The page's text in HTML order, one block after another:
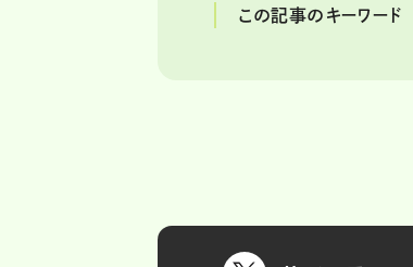
この記事のキーワード